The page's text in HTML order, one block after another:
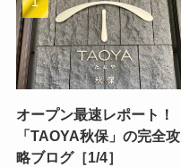
オープン最速レポート！
「TAOYA秋保」の完全攻
略ブログ［1/4］